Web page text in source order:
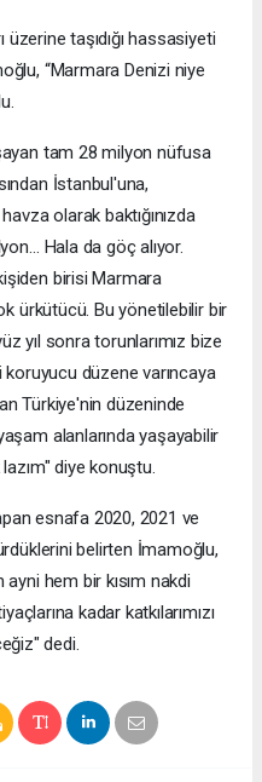
üzerine taşıdığı hassasiyeti
“Marmara Denizi niye
tam 28 milyon nüfusa
İstanbul'una,
olarak baktığınızda
Hala da göç alıyor.
birisi Marmara
ürkütücü. Bu yönetilebilir bir
yıl sonra torunlarımız bize
düzene varıncaya
Türkiye'nin düzeninde
alanlarında yaşayabilir
diye konuştu.
esnafa 2020, 2021 ve
belirten İmamoğlu,
ayni hem bir kısım nakdi
kadar katkılarımızı
dedi.